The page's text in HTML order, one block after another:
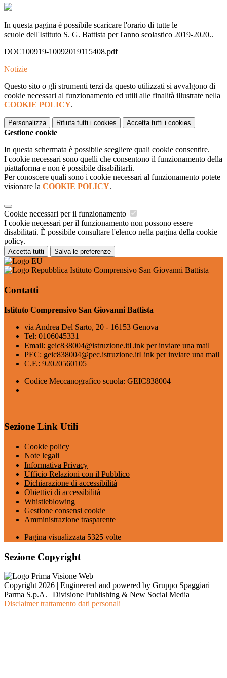
In questa pagina è possibile scaricare l'orario di tutte le
scuole dell'Istituto S. G. Battista per l'anno scolastico 2019-2020..
DOC100919-10092019115408.pdf
Notizie
Questo sito o gli strumenti terzi da questo utilizzati si avvalgono di
cookie necessari al funzionamento ed utili alle finalità illustrate nella
COOKIE POLICY.
Personalizza Rifiuta tutti i cookies Accetta tutti i cookies
Gestione cookie
In questa schermata è possibile scegliere quali cookie consentire.
I cookie necessari sono quelli che consentono il funzionamento della
piattaforma e non è possibile disabilitarli.
Per conoscere quali sono i cookie necessari al funzionamento potete
visionare la COOKIE POLICY.
Cookie necessari per il funzionamento
I cookie necessari per il funzionamento non possono essere
disabilitati. È possibile consultare l'elenco nella pagina della cookie
policy.
Accetta tutti Salva le preferenze
Istituto Comprensivo San Giovanni Battista
Contatti
Istituto Comprensivo San Giovanni Battista
via Andrea Del Sarto, 20 - 16153 Genova
Tel: 0106045331
Email: geic838004@istruzione.itLink per inviare una mail
PEC: geic838004@pec.istruzione.itLink per inviare una mail
C.F.: 92020560105
Codice Meccanografico scuola: GEIC838004
Sezione Link Utili
Cookie policy
Note legali
Informativa Privacy
Ufficio Relazioni con il Pubblico
Dichiarazione di accessibilità
Obiettivi di accessibilità
Whistleblowing
Gestione consensi cookie
Amministrazione trasparente
Pagina visualizzata 5325 volte
Sezione Copyright
Copyright 2026 | Engineered and powered by Gruppo Spaggiari
Parma S.p.A. | Divisione Publishing & New Social Media
Disclaimer trattamento dati personali